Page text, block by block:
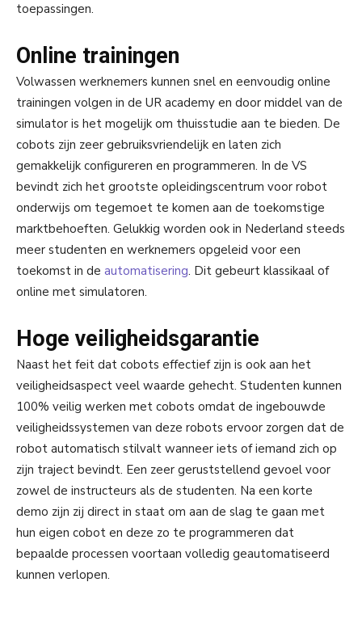
toepassingen.
Online trainingen
Volwassen werknemers kunnen snel en eenvoudig online
trainingen volgen in de UR academy en door middel van de
simulator is het mogelijk om thuisstudie aan te bieden. De
cobots zijn zeer gebruiksvriendelijk en laten zich
gemakkelijk configureren en programmeren. In de VS
bevindt zich het grootste opleidingscentrum voor robot
onderwijs om tegemoet te komen aan de toekomstige
marktbehoeften. Gelukkig worden ook in Nederland steeds
meer studenten en werknemers opgeleid voor een
toekomst in de automatisering. Dit gebeurt klassikaal of
online met simulatoren.
Hoge veiligheidsgarantie
Naast het feit dat cobots effectief zijn is ook aan het
veiligheidsaspect veel waarde gehecht. Studenten kunnen
100% veilig werken met cobots omdat de ingebouwde
veiligheidssystemen van deze robots ervoor zorgen dat de
robot automatisch stilvalt wanneer iets of iemand zich op
zijn traject bevindt. Een zeer geruststellend gevoel voor
zowel de instructeurs als de studenten. Na een korte
demo zijn zij direct in staat om aan de slag te gaan met
hun eigen cobot en deze zo te programmeren dat
bepaalde processen voortaan volledig geautomatiseerd
kunnen verlopen.